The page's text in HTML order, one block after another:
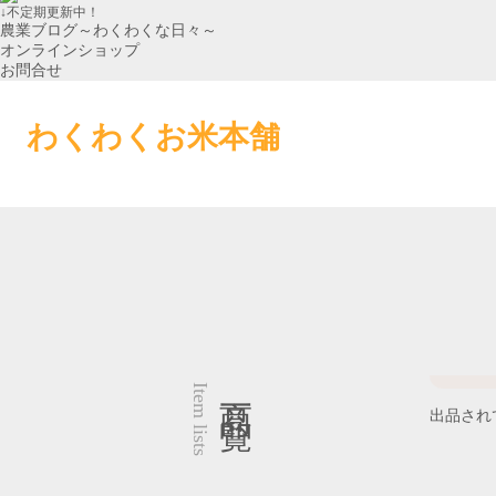
↓不定期更新中！
農業ブログ～わくわくな日々～
オンラインショップ
お問合せ
わくわくお米本舗
Item lists 出品され